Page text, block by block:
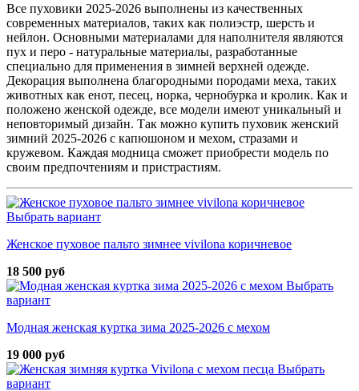
Все пуховики 2025-2026 выполнены из качественных
современных материалов, таких как полиэстр, шерсть и
нейлон. Основными материалами для наполнителя являются
пух и перо - натуральные материалы, разработанные
специально для применения в зимней верхней одежде.
Декорация выполнена благородными породами меха, таких
животных как енот, песец, норка, чернобурка и кролик. Как и
положено женской одежде, все модели имеют уникальный и
неповторимый дизайн. Так можно купить пуховик женский
зимний 2025-2026 с капюшоном и мехом, стразами и
кружевом. Каждая модница сможет приобрести модель по
своим предпочтениям и пристрастиям.
Выбрать вариант
Женское пуховое пальто зимнее vivilona коричневое
18 500 руб
Выбрать
вариант
Модная женская куртка зима 2025-2026 с мехом
19 000 руб
Выбрать
вариант